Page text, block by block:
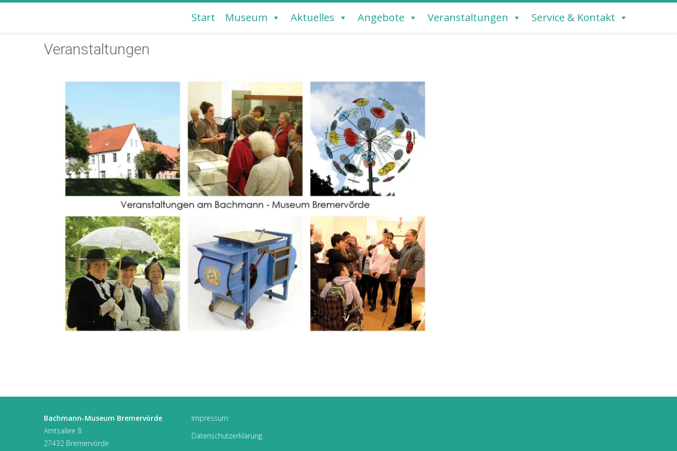
BACHMANN-MUSEUM BREMERVÖRDE
Start Museum Aktuelles Angebote Veranstaltungen Service & Kontakt
Veranstaltungen
Bachmann-Museum Bremervörde
Amtsallee 8
27432 Bremervörde
Impressum
Datenschutzerklärung